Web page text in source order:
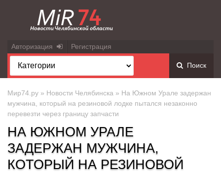
Авторизация Регистрация
Поиск
Мир74.ру » Новости Челябинска » На Южном Урале задержан
мужчина, который на резиновой лодке пытался незаконно
перевезти через границу запчасти
НА ЮЖНОМ УРАЛЕ
ЗАДЕРЖАН МУЖЧИНА,
КОТОРЫЙ НА РЕЗИНОВОЙ